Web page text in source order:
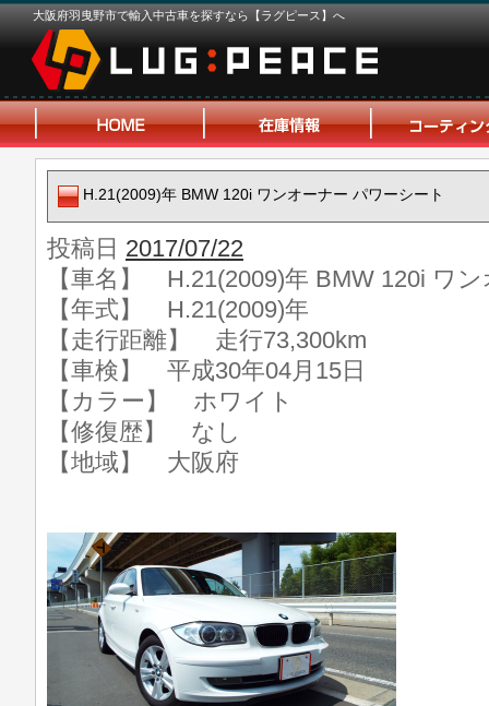
大阪府羽曳野市で輸入中古車を探すなら【ラグピース】へ
H.21(2009)年 BMW 120i ワンオーナー パワーシート
投稿日 2017/07/22
【車名】 H.21(2009)年 BMW 120i ワ
【年式】 H.21(2009)年
【走行距離】 走行73,300km
【車検】 平成30年04月15日
【カラー】 ホワイト
【修復歴】 なし
【地域】 大阪府